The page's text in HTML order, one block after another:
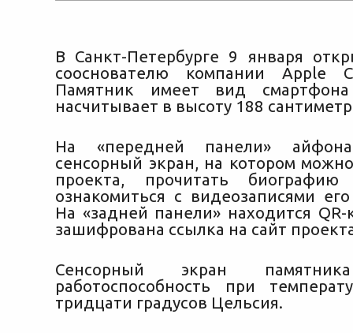
В Санкт-Петербурге 9 января
сооснователю компании Apple
Памятник имеет вид
насчитывает в высоту 188
На «передней панели»
сенсорный экран, на котором
проекта, прочитать
ознакомиться с видеозаписями
На «задней панели» находится
зашифрована ссылка на сайт
Сенсорный экран
работоспособность при
тридцати градусов Цельсия.